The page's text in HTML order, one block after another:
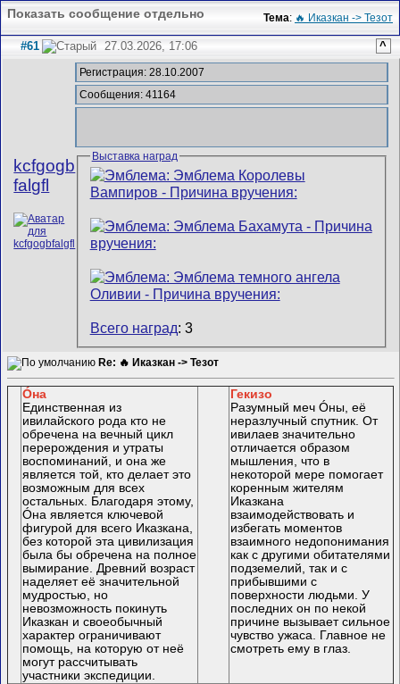
Тема: 🔥 Иказкан -> Тезот
Показать сообщение отдельно
#61 27.03.2026, 17:06 ^
kcfgogb
falgfl
Регистрация: 28.10.2007
Сообщения: 41164
Выставка наград
Всего наград: 3
Re: 🔥 Иказкан -> Тезот
Óна
Единственная из
ивилайского рода кто не
обречена на вечный цикл
перерождения и утраты
воспоминаний, и она же
является той, кто делает это
возможным для всех
остальных. Благодаря этому,
Óна является ключевой
фигурой для всего Иказкана,
без которой эта цивилизация
была бы обречена на полное
вымирание. Древний возраст
наделяет её значительной
мудростью, но
невозможность покинуть
Иказкан и своеобычный
характер ограничивают
помощь, на которую от неё
могут рассчитывать
участники экспедиции.
Гекизо
Разумный меч Óны, её
неразлучный спутник. От
ивилаев значительно
отличается образом
мышления, что в
некоторой мере помогает
коренным жителям
Иказкана
взаимодействовать и
избегать моментов
взаимного недопонимания
как с другими обитателями
подземелий, так и с
прибывшими с
поверхности людьми. У
последних он по некой
причине вызывает сильное
чувство ужаса. Главное не
смотреть ему в глаз.